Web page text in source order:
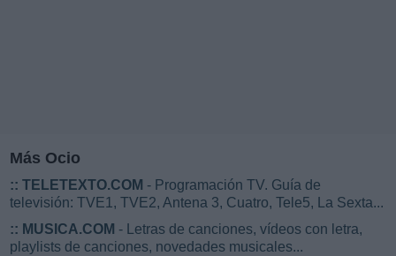
Más Ocio
:: TELETEXTO.COM - Programación TV. Guía de
televisión: TVE1, TVE2, Antena 3, Cuatro, Tele5, La Sexta...
:: MUSICA.COM - Letras de canciones, vídeos con letra,
playlists de canciones, novedades musicales...